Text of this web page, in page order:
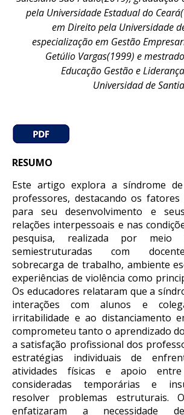
pela Universidade Estadual do
em Direito pela Universidade
especialização em Gestão
Getúlio Vargas(1999) e
Educação Gestão e
Universidad de
RESUMO
Este artigo explora a síndrome
professores, destacando os
para seu desenvolvimento e
relações interpessoais e nas
pesquisa, realizada por meio
semiestruturadas com
sobrecarga de trabalho, ambiente
experiências de violência como
Os educadores relataram que a
interações com alunos e
irritabilidade e ao distanciamento
comprometeu tanto o aprendizado
a satisfação profissional dos
estratégias individuais de
atividades físicas e apoio
consideradas temporárias e
resolver problemas estruturais.
enfatizaram a necessidade